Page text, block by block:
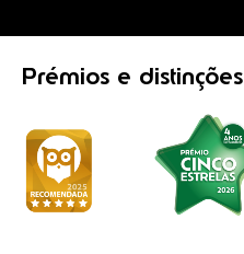
Prémios e distinções